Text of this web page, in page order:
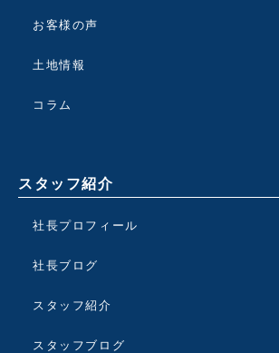
お客様の声
土地情報
コラム
スタッフ紹介
社長プロフィール
社長ブログ
スタッフ紹介
スタッフブログ